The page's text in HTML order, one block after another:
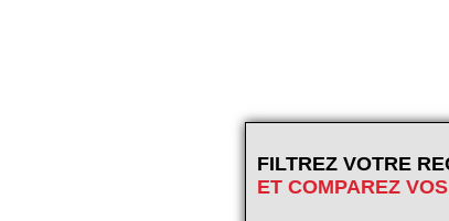
FILTREZ VOTRE
ET COMPAREZ